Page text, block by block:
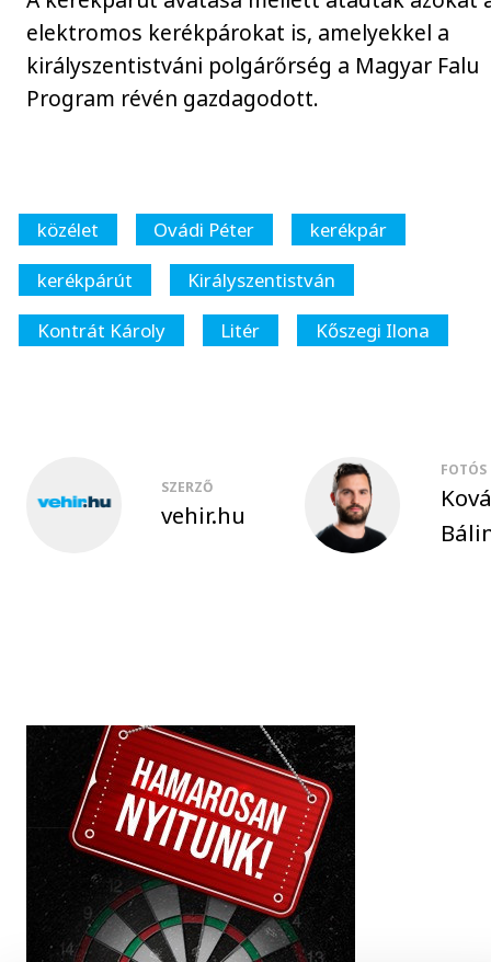
elektromos kerékpárokat is, amelyekkel a
királyszentistváni polgárőrség a Magyar Falu
Program révén gazdagodott.
közélet Ovádi Péter
kerékpár
kerékpárút
Királyszentistván
Kontrát Károly
Litér Kőszegi Ilona
SZERZŐ
vehir.hu
FOTÓS